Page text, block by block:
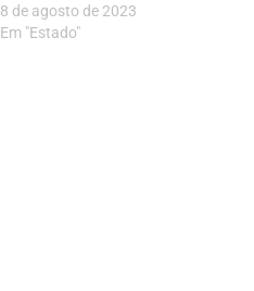
8 de agosto de 2023
Em "Estado"